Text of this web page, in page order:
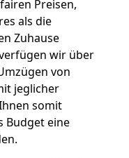
Preisen,
als die
Zuhause
wir über
von
jeglicher
somit
Budget eine